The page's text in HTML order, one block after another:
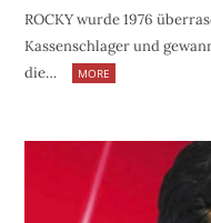
ROCKY wurde 1976
Kassenschlager und
die…
MORE